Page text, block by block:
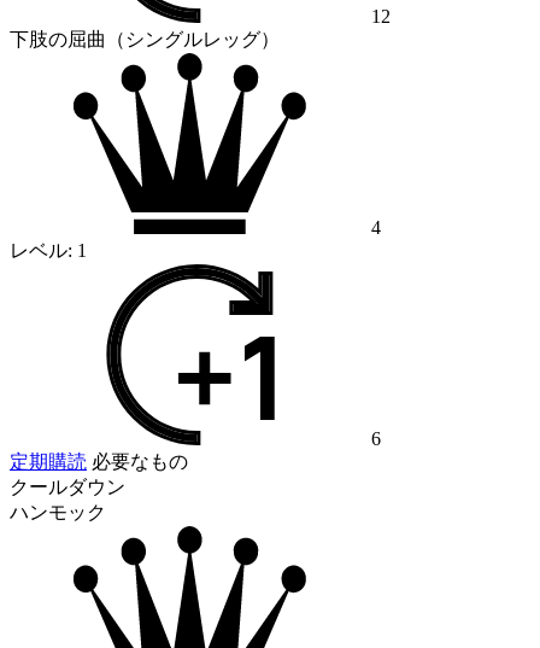
12
下肢の屈曲（シングルレッグ）
4
レベル: 1
6
定期購読 必要なもの
クールダウン
ハンモック